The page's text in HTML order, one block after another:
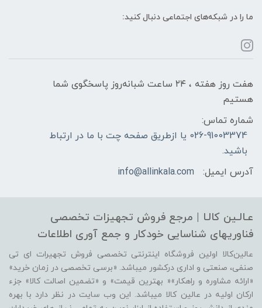
ما را در شبکه‌های اجتماعی دنبال کنید:
هفت روز هفته ، ۲۴ ساعت شبانه‌روز پاسخگوی شما
هستیم
شماره تماس:
026-91003374 یا ازطریق صفحه چت با ما در ارتباط
باشید.
آدرس ایمیل:
info@allinkala.com
عـالـین کالـا | مرجع فروش‌ تجهیزات تخصصی
فناوریهای شناسایی‌ خودکار‌ و‌ جمع آوری اطلاعات
عالین‌کالا اولین فروشگاه اینترنتی تخصصی فروش تجهیرات ای تی
صنفی، صنعتی و اداری درکشور میباشد. «برسی تخصصی در زمان خرید»
«ارائه مشاوره و راهکار»« بهترین قیمت» و «تضمین اصالت کالا» جزء
ارکان اولیه در عالین کالا میباشد. این وب سایت در نظر دارد با بهره